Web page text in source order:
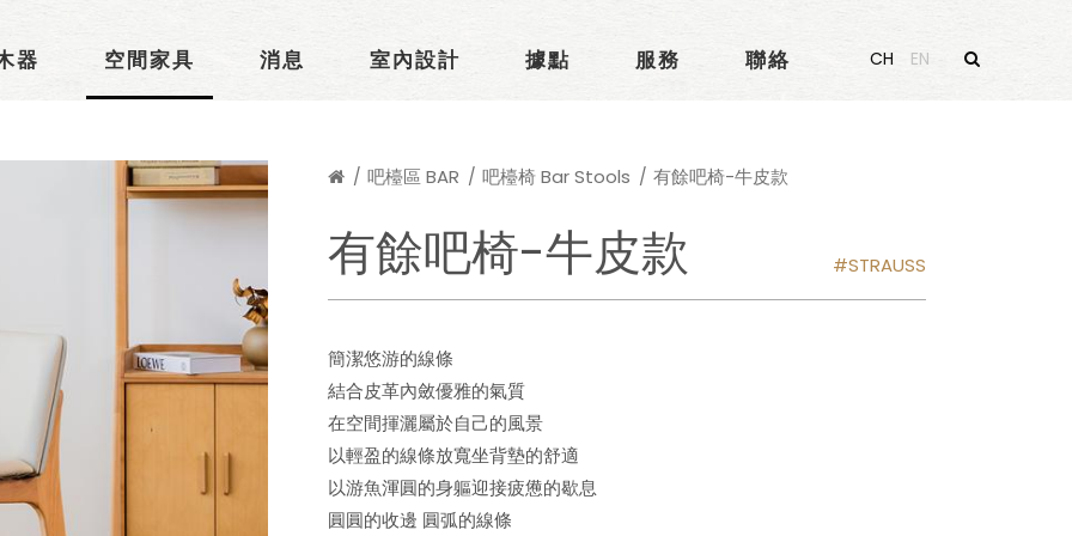
器 空間家具 消息 室內設計 據點 服務 聯絡 CH EN
吧檯區 BAR 吧檯椅 Bar Stools 有餘吧椅-牛皮款
有餘吧椅-牛皮款 STRAUSS
簡潔悠游的線條
結合皮革內斂優雅的氣質
在空間揮灑屬於自己的風景
以輕盈的線條放寬坐背墊的舒適
以游魚渾圓的身軀迎接疲憊的歇息
圓圓的收邊 圓弧的線條